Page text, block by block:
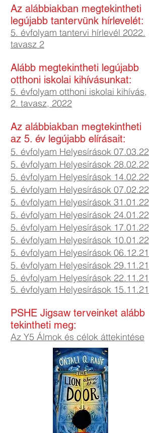
Az alábbiakban megtekintheti
legújabb tantervünk hírlevelét:
5. évfolyam tantervi hírlevél 2022.
tavasz 2
Alább megtekintheti legújabb
otthoni iskolai kihívásunkat:
5. évfolyam otthoni iskolai kihívás,
2. tavasz, 2022
Az alábbiakban megtekintheti
az 5. év legújabb elírásait:
5. évfolyam Helyesírások 07.03.22
5. évfolyam Helyesírások 28.02.22
5. évfolyam Helyesírások 14.02.22
5. évfolyam Helyesírások 07.02.22
5. évfolyam Helyesírások 31.01.22
5. évfolyam Helyesírások 24.01.22
5. évfolyam Helyesírások 17.01.22
5. évfolyam Helyesírások 10.01.22
5. évfolyam Helyesírások 06.12.21
5. évfolyam Helyesírások 29.11.21
5. évfolyam Helyesírások 22.11.21
5. évfolyam Helyesírások 15.11.21
PSHE Jigsaw terveinket alább
tekintheti meg:
Az Y5 Álmok és célok áttekintése